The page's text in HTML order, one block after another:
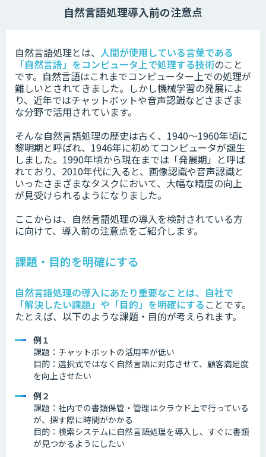
自然言語処理導入前の注意点
自然言語処理とは、 人間が使用している言葉である
「自然言語」をコンピュータ上で処理する技術のこと
です。 自然言語はこれまでコンピューター上での処理が
難しいとされてきました。しかし機械学習の発展によ
り、近年ではチャットボットや音声認識などさまざま
な分野で活用されています。
そんな自然言語処理の歴史は古く、1940〜1960年頃に
黎明期と呼ばれ、1946年に初めてコンピュータが誕生
しました。1990年頃から現在までは「発展期」と呼ば
れており、2010年代に入ると、画像認識や音声認識と
いったさまざまなタスクにおいて、大幅な精度の向上
が見受けられるようになりました。
ここからは、自然言語処理の導入を検討されている方
に向けて、導入前の注意点をご紹介します。
課題・目的を明確にする
自然言語処理の導入にあたり重要なことは、自社で
「解決したい課題」や「目的」を明確にする ことです。
たとえば、以下のような課題・目的が考えられます。
例１
課題：チャットボットの活用率が低い
目的：選択式ではなく自然言語に対応させて、顧客満足度
を向上させたい
例２
課題：社内での書類保管・管理はクラウド上で行っている
が、探す際に時間がかかる
目的：検索システムに自然言語処理を導入し、すぐに書類
が見つかるようにしたい